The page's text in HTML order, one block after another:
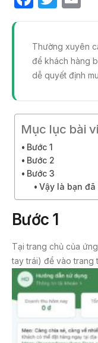
a
c
e
b
o
o
k
w
er
m
Thường xuyên
để khách hàng
dễ quyết định
Mục lục bài
Bước 1
Bước 2
Bước 3
Vậy là bạn
Bước 1
Tại trang chủ của
tay trái) để vào trang